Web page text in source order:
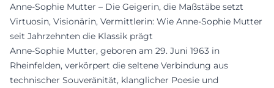
Anne-Sophie Mutter – Die Geigerin, die Maßstäbe setzt
Virtuosin, Visionärin, Vermittlerin: Wie Anne-Sophie Mutter
seit Jahrzehnten die Klassik prägt
Anne-Sophie Mutter, geboren am 29. Juni 1963 in
Rheinfelden, verkörpert die seltene Verbindung aus
technischer Souveränität, klanglicher Poesie und